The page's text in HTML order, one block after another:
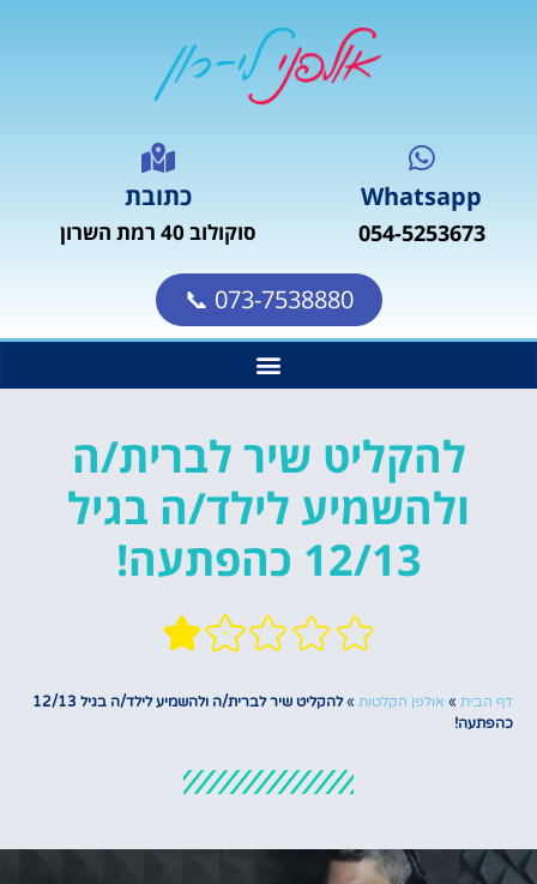
Whatsapp
054-5253673
כתובת
סוקולוב 40 רמת השרון
073-7538880 📞
להקליט שיר לברית/ה
ולהשמיע לילד/ה בגיל
12/13 כהפתעה!
דף הבית » אולפן הקלטות »
להקליט שיר לברית/ה ולהשמיע לילד/ה בגיל 12/13
כהפתעה!